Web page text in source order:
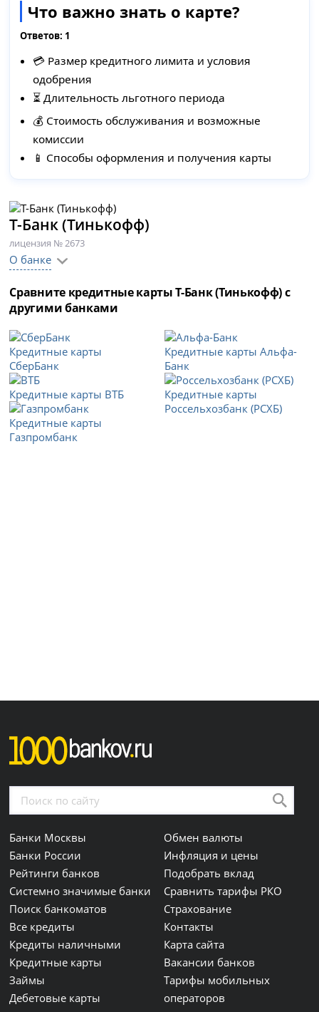
Что важно знать о карте?
Ответов: 1
💳 Размер кредитного лимита и условия
одобрения
⏳ Длительность льготного периода
💰 Стоимость обслуживания и возможные
комиссии
📱 Способы оформления и получения карты
Т-Банк (Тинькофф)
лицензия № 2673
О банке
Сравните кредитные карты Т-Банк (Тинькофф) с
другими банками
Кредитные карты
СберБанк
Кредитные карты ВТБ
Кредитные карты
Газпромбанк
Кредитные карты Альфа-
Банк
Кредитные карты
Россельхозбанк (РСХБ)
Банки Москвы
Банки России
Рейтинги банков
Системно значимые банки
Поиск банкоматов
Все кредиты
Кредиты наличными
Кредитные карты
Займы
Дебетовые карты
Обмен валюты
Инфляция и цены
Подобрать вклад
Сравнить тарифы РКО
Страхование
Контакты
Карта сайта
Вакансии банков
Тарифы мобильных
операторов